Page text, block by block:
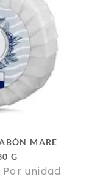
MARE
G
Por unidad